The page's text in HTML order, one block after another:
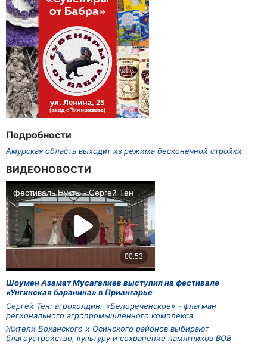
Подробности
Амурская область выходит из режима бесконечной стройки
ВИДЕОНОВОСТИ
Шоумен Азамат Мусагалиев выступил на фестивале
«Унгинская баранина» в Приангарье
Сергей Тен: агрохолдинг «Белореченское» - флагман
регионального агропромышленного комплекса
Жители Боханского и Осинского районов выбирают
благоустройство, культуру и сохранение памятников ВОВ